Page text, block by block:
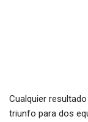
Cualquier
triunfo para dos